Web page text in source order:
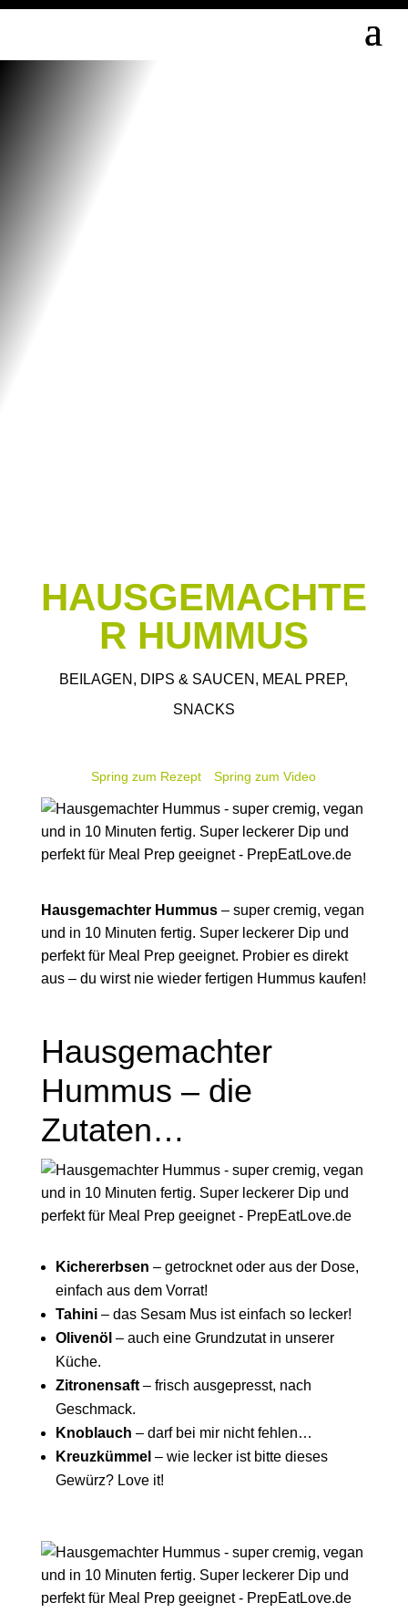
HAUSGEMACHTE
R HUMMUS
BEILAGEN , DIPS & SAUCEN , MEAL PREP,
SNACKS
Spring zum Rezept Spring zum Video
Hausgemachter Hummus– super cremig, vegan
und in 10 Minuten fertig. Super leckerer Dip und
perfekt für Meal Prep geeignet. Probier es direkt
aus – du wirst nie wieder fertigen Hummus kaufen!
Hausgemachter
Hummus – die
Zutaten…
Kichererbsen – getrocknet oder aus der Dose,
einfach aus dem Vorrat!
Tahini– das Sesam Mus ist einfach so lecker!
Olivenöl – auch eine Grundzutat in unserer
Küche.
Zitronensaft– frisch ausgepresst, nach
Geschmack.
Knoblauch – darf bei mir nicht fehlen…
Kreuzkümmel – wie lecker ist bitte dieses
Gewürz? Love it!